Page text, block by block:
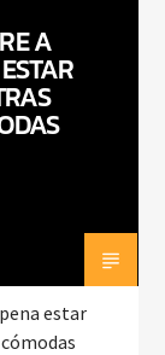
A
pena estar